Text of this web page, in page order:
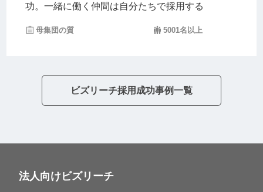
功。一緒に働く仲間は自分たちで採用する
母集団の質 5001名以上
ビズリーチ採用成功事例一覧
法人向けビズリーチ